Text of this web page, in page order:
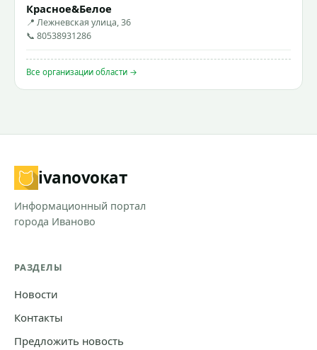
Красное&Белое
📍 Лежневская улица, 36
📞 80538931286
Все организации области →
ivanovoкат
Информационный портал
города Иваново
РАЗДЕЛЫ
Новости
Контакты
Предложить новость